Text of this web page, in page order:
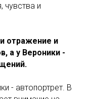
чувства и
отражение и
а у Вероники -
- автопортрет. В